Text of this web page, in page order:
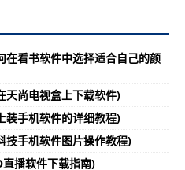
在看书软件中选择适合自己的颜
天尚电视盒上下载软件)
装手机软件的详细教程)
技手机软件图片操作教程)
播软件下载指南)